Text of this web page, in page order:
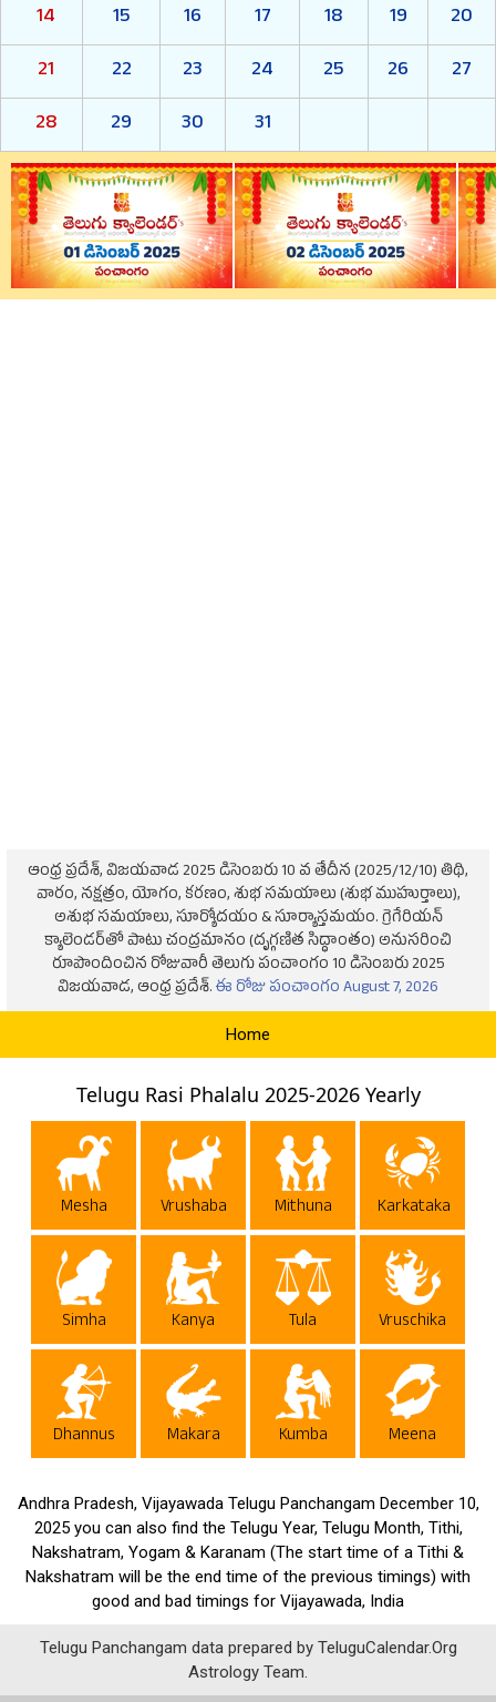
14
15 16 17 18 19
20
21
22 23 24 25 26
27
28
29 30 31
ఆంధ్ర ప్రదేశ్, విజయవాడ 2025 డిసెంబరు 10 వ తేదీన (2025/12/10) తిథి,
వారం, నక్షత్రం, యోగం, కరణం, శుభ సమయాలు (శుభ ముహుర్తాలు),
అశుభ సమయాలు, సూర్యోదయం & సూర్యాస్తమయం. గ్రెగేరియన్
క్యాలెండర్‌తో పాటు చంద్రమానం (దృగ్గణిత సిద్ధాంతం) అనుసరించి
రూపొందించిన రోజువారీ తెలుగు పంచాంగం 10 డిసెంబరు 2025
విజయవాడ, ఆంధ్ర ప్రదేశ్.ఈ రోజు పంచాంగం August 7, 2026
Home
Telugu Rasi Phalalu 2025-2026 Yearly
Mesha Vrushaba Mithuna Karkataka
Simha Kanya Tula Vruschika
Dhannus Makara Kumba Meena
Andhra Pradesh, Vijayawada Telugu Panchangam December 10,
2025 you can also find the Telugu Year, Telugu Month, Tithi,
Nakshatram, Yogam & Karanam (The start time of a Tithi &
Nakshatram will be the end time of the previous timings) with
good and bad timings for Vijayawada, India
Telugu Panchangam data prepared by TeluguCalendar.Org
Astrology Team.